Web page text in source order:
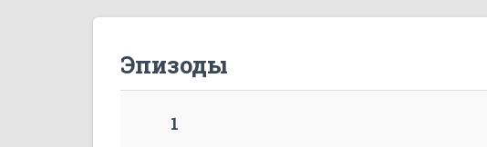
Эпизоды
1